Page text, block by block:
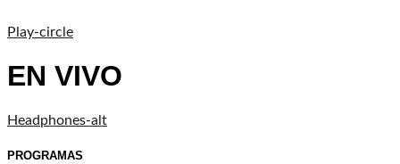
Play-circle
EN VIVO
Headphones-alt
PROGRAMAS